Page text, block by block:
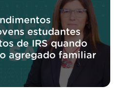
estudantes
de IRS quando
agregado familiar